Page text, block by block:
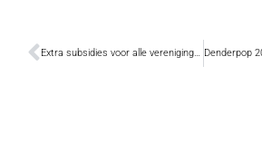
Extra subsidies voor alle verenigingen en feestcomités